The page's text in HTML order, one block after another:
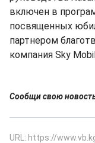
включен в
посвященных
партнером
компания Sky
Сообщи свою
URL: https://